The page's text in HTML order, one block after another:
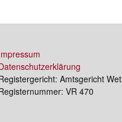
Amtsgericht
VR 470